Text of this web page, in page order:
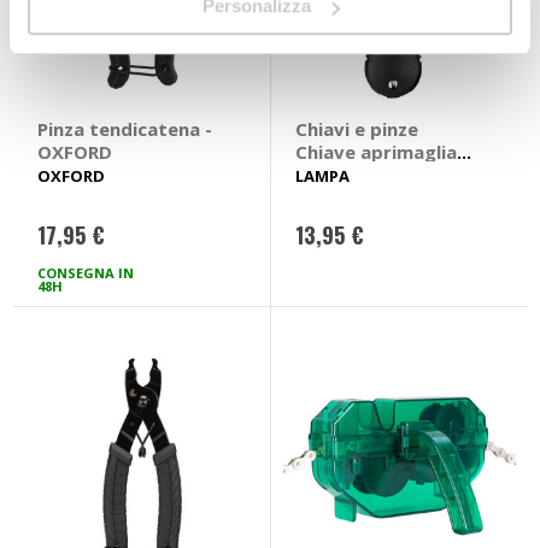
Personalizza
Pinza tendicatena -
OXFORD
OXFORD
17,95 €
CONSEGNA IN
48H
Chiavi e pinze
Chiave aprimaglia
catena - LAMPA
LAMPA
13,95 €